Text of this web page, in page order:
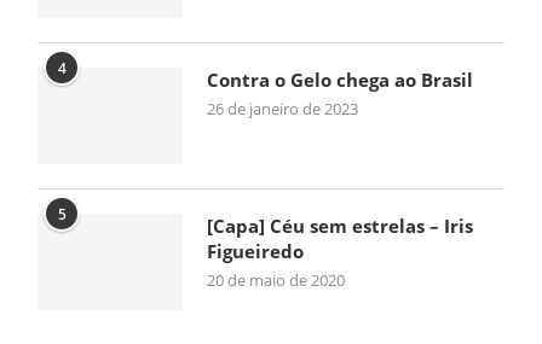
4 Contra o Gelo chega ao Brasil
26 de janeiro de 2023
5
[Capa] Céu sem estrelas – Iris
Figueiredo
20 de maio de 2020